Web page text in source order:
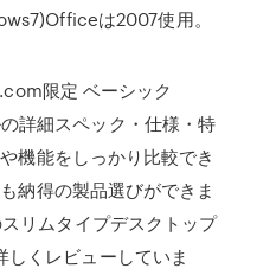
は2007使用。
限定 ベーシック
詳細スペック・仕様・特
機能をしっかり比較でき
納得の製品選びができま
リムタイプデスクトップ
くレビューしていま